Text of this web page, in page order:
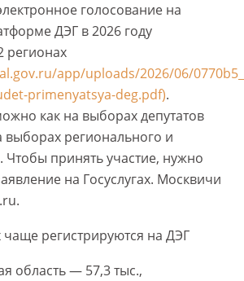
голосование на
ДЭГ в 2026 году
регионах
app/uploads/2026/06/
primenyatsya-deg.pdf).
как на выборах депутатов
выборах регионального и
Чтобы принять участие, нужно
на Госуслугах. Москвичи
чаще регистрируются на ДЭГ
— 57,3 тыс.,